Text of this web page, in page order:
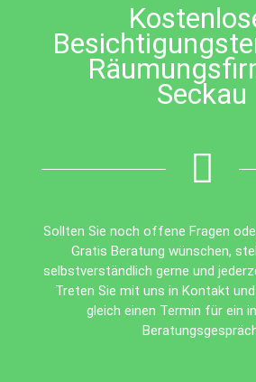
Seckau
Sollten Sie noch offene Fragen
Gratis Beratung wünschen,
selbstverständlich gerne und
Treten Sie mit uns in Kontakt
gleich einen Termin für ein